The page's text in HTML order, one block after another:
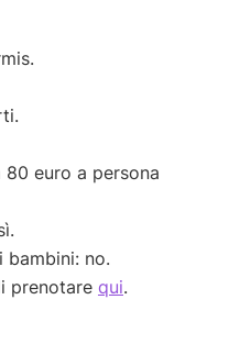
euro a persona
bambini: no.
prenotare qui.